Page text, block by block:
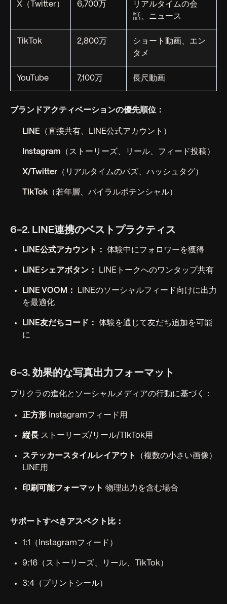
X（Twitter） 6,700万
リアルタイムの会
話、ニュース
TikTok 2,800万
ショート動画、エン
タメ
YouTube 7,100万 長尺動画
ブランドアクティベーションの優先順位：
LINE （直接共有、LINE公式アカウント）
Instagram （ストーリーズ、リール、フィード投稿）
X/Twitter （リアルタイムのバズ、ハッシュタグ）
TikTok （若年層、バイラルポテンシャル）
6-2. LINE連携のベストプラクティス
LINE公式アカウント： 体験中にフォロワーを獲得
LINEシェアボタン： LINEトークへのワンタップ共有
LINE VOOM：
LINEのソーシャルフィード向けに出力
を最適化
LINE友だちコード：
体験を通じて友だち追加を可能
に
6-3. 効果的な写真出力フォーマット
プリクラの進化とソーシャルメディアの行動に基づく：
正方形 Instagramフィード用
縦長 ストーリーズ/リール/TikTok用
ステッカースタイルレイアウト
（複数の小さい画像）
LINE用
印刷可能フォーマット 物理出力を含む場合
サポートすべきアスペクト比：
1:1（Instagramフィード）
9:16（ストーリーズ、リール、TikTok）
3:4（プリントシール）